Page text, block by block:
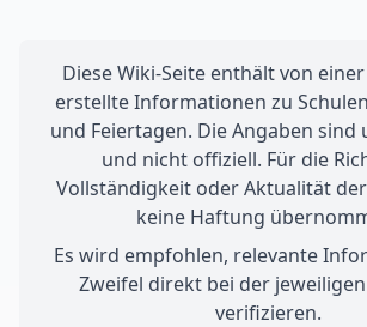
Diese Wiki-Seite enthält von
erstellte Informationen zu
und Feiertagen. Die Angaben sind
und nicht offiziell. Für die
Vollständigkeit oder Aktualität
keine Haftung
Es wird empfohlen, relevante
Zweifel direkt bei der
verifizieren.